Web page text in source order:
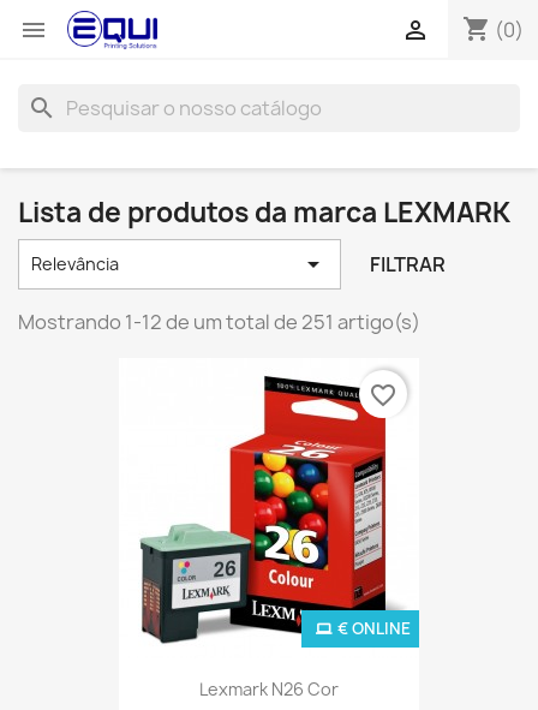
 shopping_cart (0)

search
Lista de produtos da marca LEXMARK
Relevância  FILTRAR
Mostrando 1-12 de um total de 251 artigo(s)
Lexmark N26 Cor
€ ONLINE
favorite_border